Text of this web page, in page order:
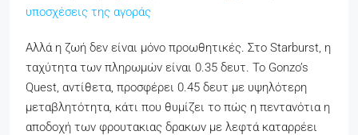
υποσχέσεις της αγοράς
Αλλά η ζωή δεν είναι μόνο προωθητικές. Στο Starburst, η
ταχύτητα των πληρωμών είναι 0.35 δευτ. Το Gonzo’s
Quest, αντίθετα, προσφέρει 0.45 δευτ με υψηλότερη
μεταβλητότητα, κάτι που θυμίζει το πώς η πεντανότια η
αποδοχή των φρουτακιας δρακων με λεφτά καταρρέει